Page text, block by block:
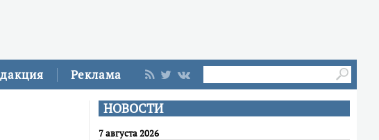
Реклама
НОВОСТИ
7 августа 2026